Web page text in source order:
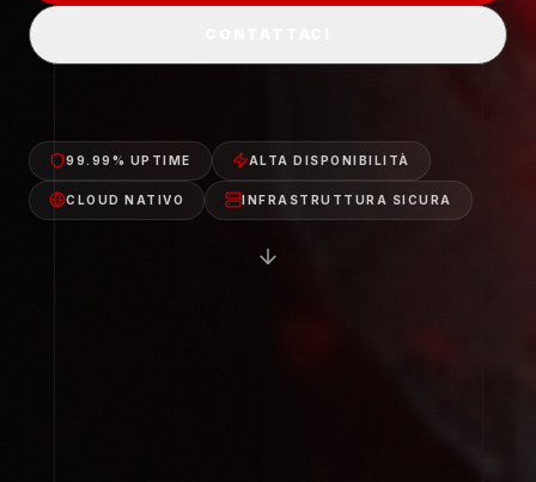
99.99% UPTIME ALTA DISPONIBILITÀ
CLOUD NATIVO INFRASTRUTTURA SICURA